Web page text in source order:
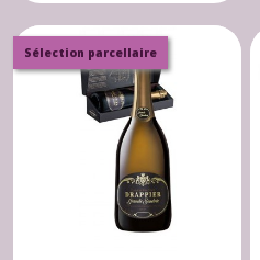
Sélection parcellaire